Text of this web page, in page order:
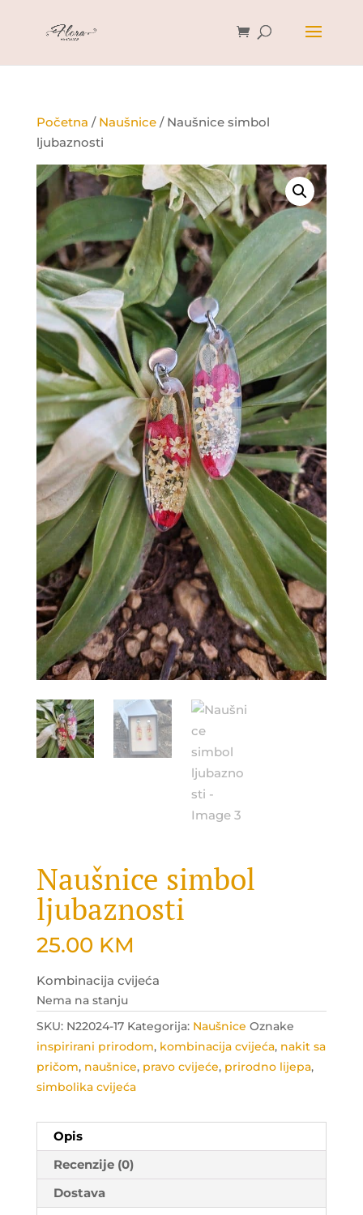
Početna / Naušnice/ Naušnice simbol
ljubaznosti
Naušnice simbol
ljubaznosti
25.00 KM
Kombinacija cvijeća
Nema na stanju
SKU: N22024-17 Kategorija: Naušnice Oznake
inspirirani prirodom, kombinacija cvijeća, nakit sa
pričom, naušnice, pravo cvijeće, prirodno lijepa,
simbolika cvijeća
Opis
Recenzije (0)
Dostava